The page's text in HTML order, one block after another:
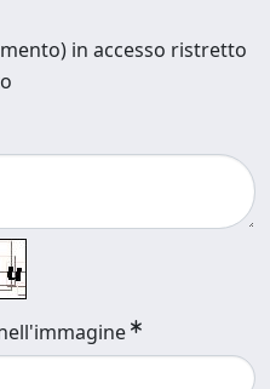
in accesso ristretto